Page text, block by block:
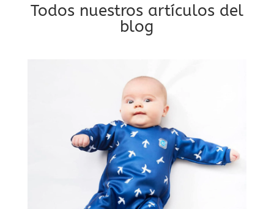
Todos nuestros artículos del
blog